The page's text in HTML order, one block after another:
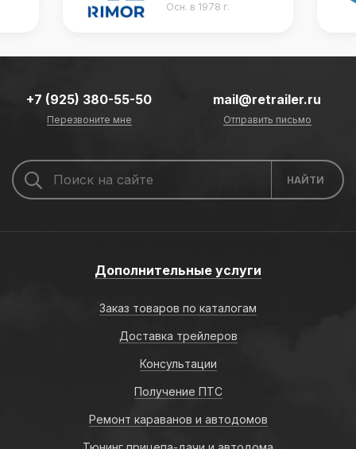
Осн. в 1978 г.
+7 (925) 380-55-50
Перезвоните мне
mail@retrailer.ru
Отправить письмо
Дополнительные услуги
Заказ товаров по каталогам
Доставка трейлеров
Консультации
Получение ПТС
Ремонт караванов и автодомов